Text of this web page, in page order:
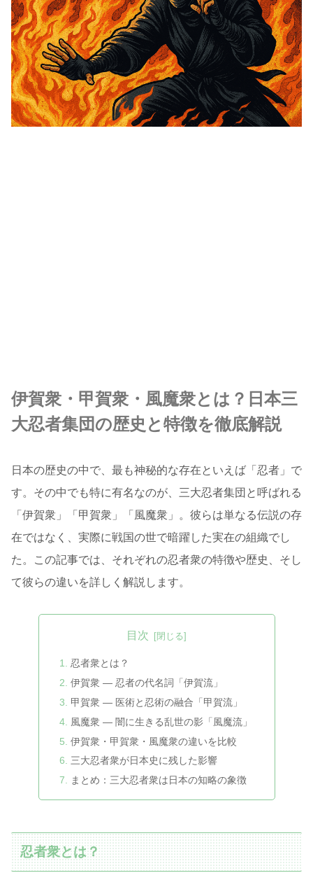
伊賀衆・甲賀衆・風魔衆とは？日本三
大忍者集団の歴史と特徴を徹底解説
日本の歴史の中で、最も神秘的な存在といえば「忍者」で
す。その中でも特に有名なのが、三大忍者集団と呼ばれる
「伊賀衆」「甲賀衆」「風魔衆」。彼らは単なる伝説の存
在ではなく、実際に戦国の世で暗躍した実在の組織でし
た。この記事では、それぞれの忍者衆の特徴や歴史、そし
て彼らの違いを詳しく解説します。
目次
忍者衆とは？
伊賀衆 ― 忍者の代名詞「伊賀流」
甲賀衆 ― 医術と忍術の融合「甲賀流」
風魔衆 ― 闇に生きる乱世の影「風魔流」
伊賀衆・甲賀衆・風魔衆の違いを比較
三大忍者衆が日本史に残した影響
まとめ：三大忍者衆は日本の知略の象徴
忍者衆とは？